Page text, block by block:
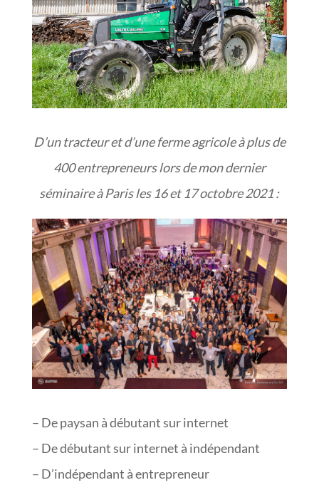
D’un tracteur et d’une ferme agricole à plus de
400 entrepreneurs lors de mon dernier
séminaire à Paris les 16 et 17 octobre 2021 :
– De paysan à débutant sur internet
– De débutant sur internet à indépendant
– D’indépendant à entrepreneur